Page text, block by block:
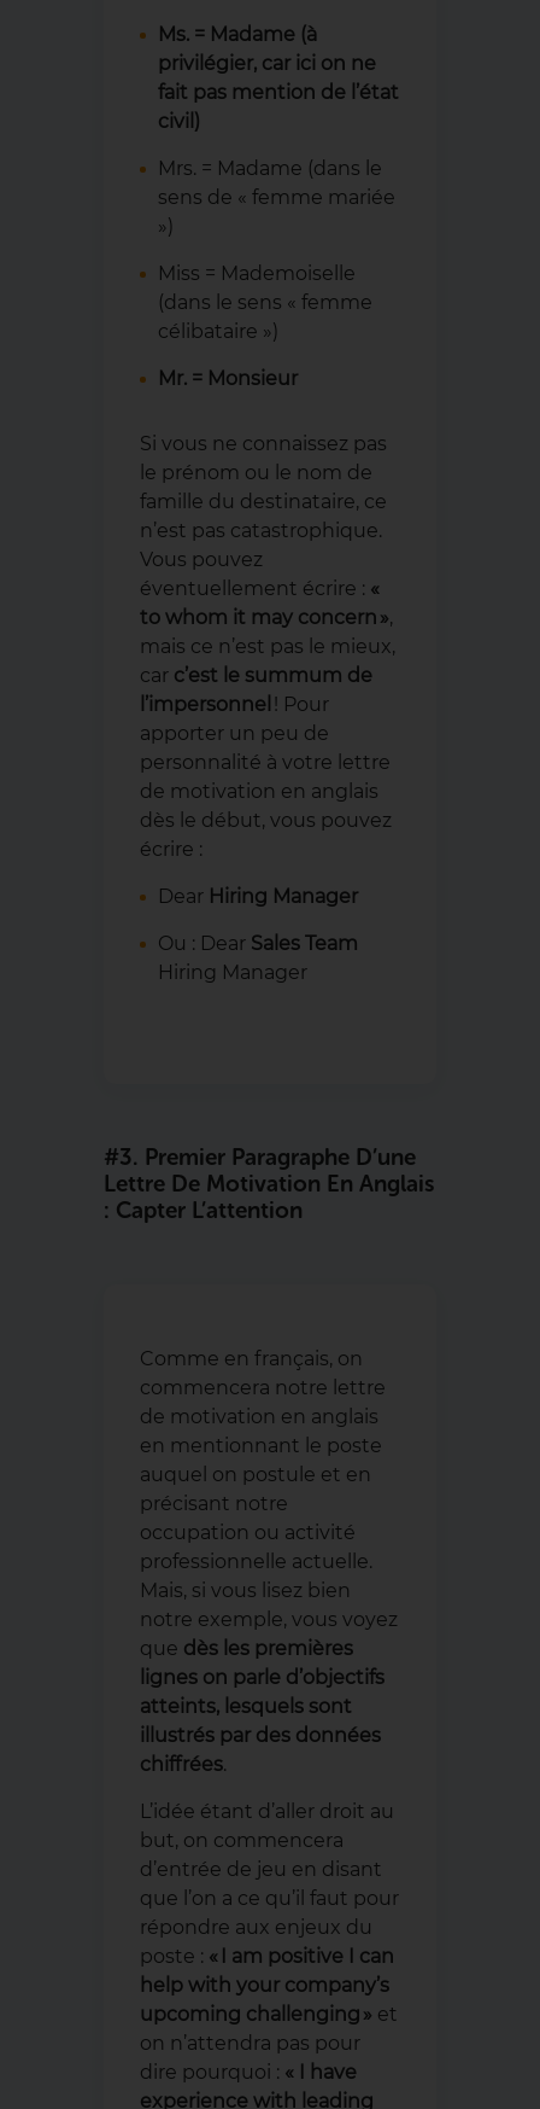
Ms. = Madame (à
privilégier, car ici on ne
fait pas mention de l’état
civil)
Mrs. = Madame (dans le
sens de « femme mariée
»)
Miss = Mademoiselle
(dans le sens « femme
célibataire »)
Mr. = Monsieur
Si vous ne connaissez pas
le prénom ou le nom de
famille du destinataire, ce
n’est pas catastrophique.
Vous pouvez
éventuellement écrire : «
to whom it may concern »,
mais ce n’est pas le mieux,
car c’est le summum de
l’impersonnel ! Pour
apporter un peu de
personnalité à votre lettre
de motivation en anglais
dès le début, vous pouvez
écrire :
Dear Hiring Manager
Ou : Dear Sales Team
Hiring Manager
#3. Premier Paragraphe D’une
Lettre De Motivation En Anglais
: Capter L’attention
Comme en français, on
commencera notre lettre
de motivation en anglais
en mentionnant le poste
auquel on postule et en
précisant notre
occupation ou activité
professionnelle actuelle.
Mais, si vous lisez bien
notre exemple, vous voyez
que dès les premières
lignes on parle d’objectifs
atteints, lesquels sont
illustrés par des données
chiffrées.
L’idée étant d’aller droit au
but, on commencera
d’entrée de jeu en disant
que l’on a ce qu’il faut pour
répondre aux enjeux du
poste : « I am positive I can
help with your company’s
upcoming challenging » et
on n’attendra pas pour
dire pourquoi : « I have
experience with leading